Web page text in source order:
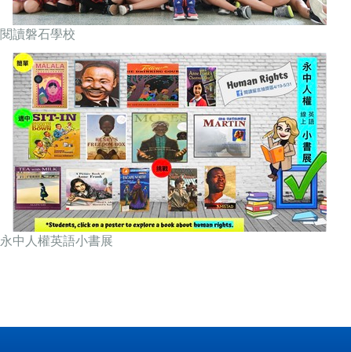
閱讀磐石學校
永中人權英語小書展